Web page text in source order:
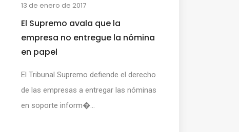
13 de enero de 2017
El Supremo avala que la
empresa no entregue la nómina
en papel
El Tribunal Supremo defiende el derecho
de las empresas a entregar las nóminas
en soporte inform�...